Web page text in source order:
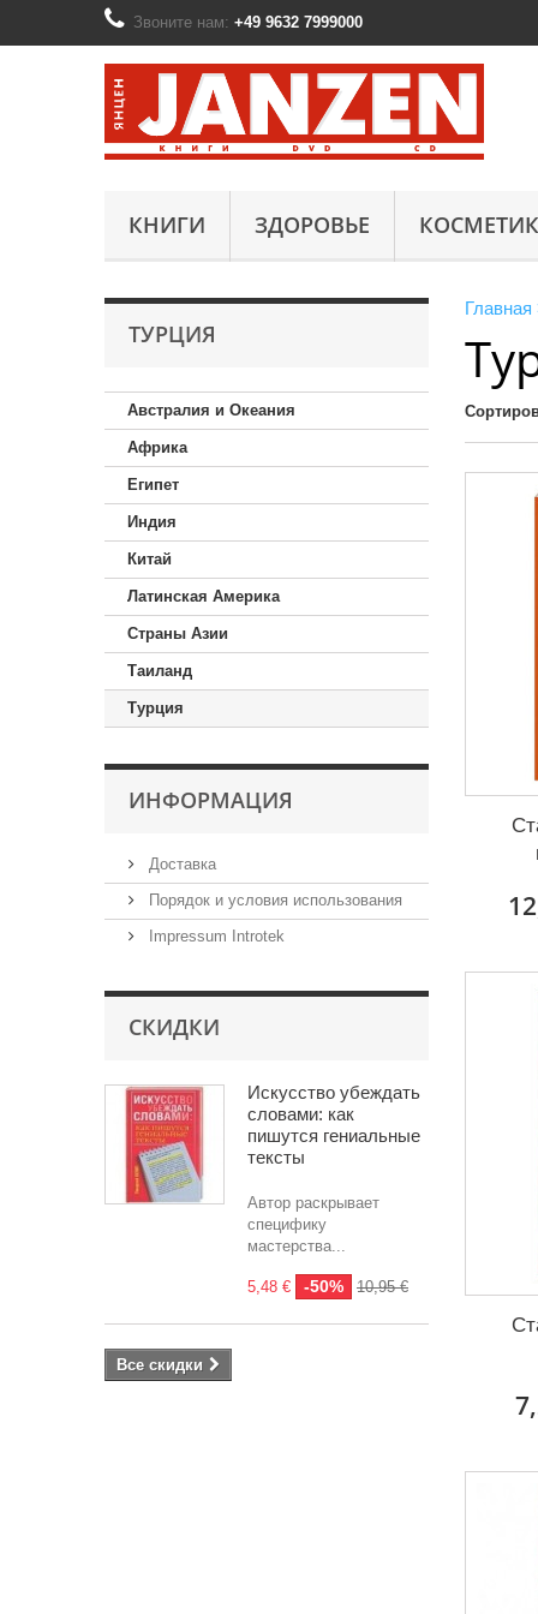
Звоните нам: +49 9632 7999000
КНИГИ ЗДОРОВЬЕ
ТУРЦИЯ
Австралия и Океания
Африка
Египет
Индия
Китай
Латинская Америка
Страны Азии
Таиланд
Турция
ИНФОРМАЦИЯ
Доставка
Порядок и условия использования
Impressum Introtek
СКИДКИ
Искусство убеждать
словами: как
пишутся гениальные
тексты
Автор раскрывает
специфику
мастерства...
5,48 € -50% 10,95 €
Все скидки
Главная